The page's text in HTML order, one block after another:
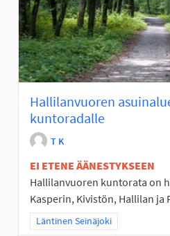
Hallilanvuoren
kuntoradalle
T K
EI ETENE ÄÄNESTYKSEEN
Hallilanvuoren kuntorata on
Kasperin, Kivistön, Hallilan ja
Rajaa tulokset teeman mukaan:
Läntinen Seinäjoki